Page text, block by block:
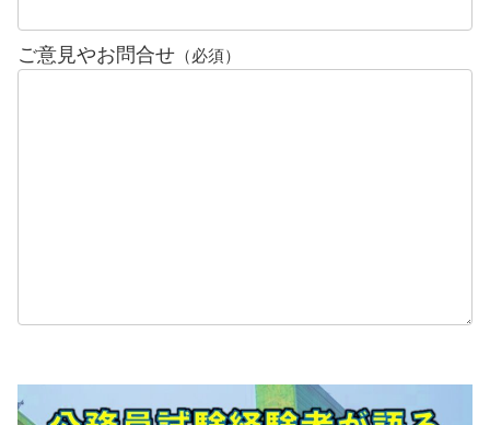
ご意見やお問合せ （必須）